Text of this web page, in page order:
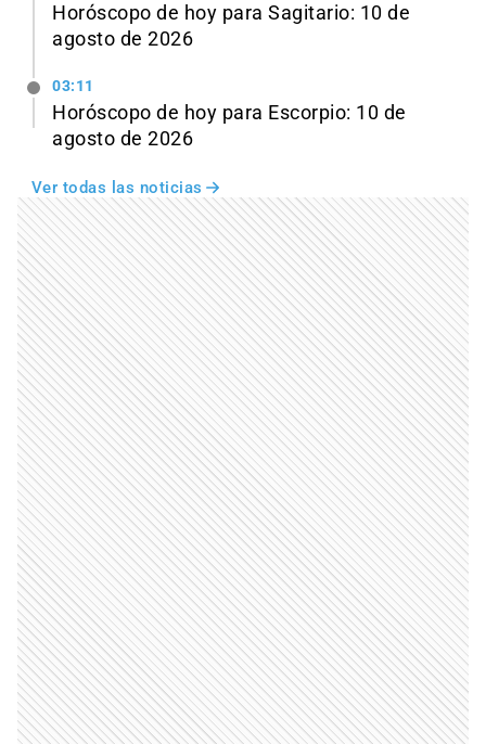
Horóscopo de hoy para Sagitario: 10 de
agosto de 2026
03:11
Horóscopo de hoy para Escorpio: 10 de
agosto de 2026
Ver todas las noticias